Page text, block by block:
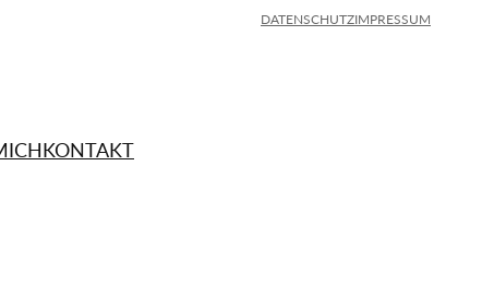
DATENSCHUTZIMPRESSUM
KONTAKT